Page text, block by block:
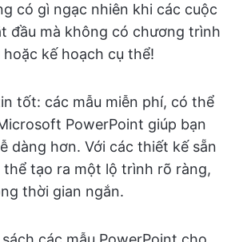
có gì ngạc nhiên khi các cuộc
đầu mà không có chương trình
kế hoạch cụ thể!
tốt: các mẫu miễn phí, có thể
PowerPoint giúp bạn
dàng hơn. Với các thiết kế sẵn
thể tạo ra một lộ trình rõ ràng,
thời gian ngắn.